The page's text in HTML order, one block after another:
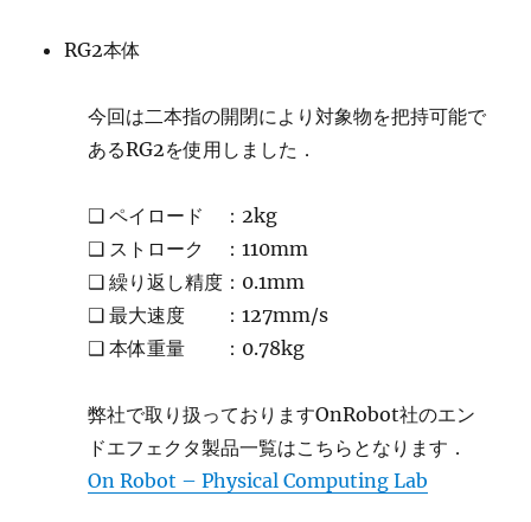
RG2本体
今回は二本指の開閉により対象物を把持可能で
あるRG2を使用しました．
❑ ペイロード ：2kg
❑ ストローク ：110mm
❑ 繰り返し精度：0.1mm
❑ 最大速度 ：127mm/s
❑ 本体重量 ：0.78kg
弊社で取り扱っておりますOnRobot社のエン
ドエフェクタ製品一覧はこちらとなります．
On Robot – Physical Computing Lab